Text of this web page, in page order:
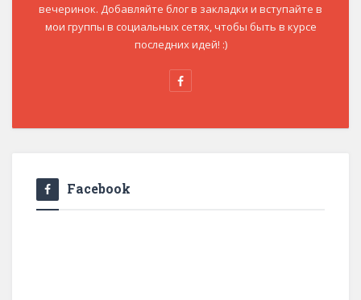
вечеринок. Добавляйте блог в закладки и вступайте в
мои группы в социальных сетях, чтобы быть в курсе
последних идей! :)
Facebook